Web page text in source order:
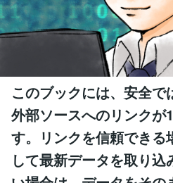
このブックには、安全で
外部ソースへのリンクが
す。リンクを信頼できる
して最新データを取り